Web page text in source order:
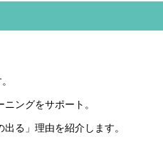
ングをサポート。
る」理由を紹介します。